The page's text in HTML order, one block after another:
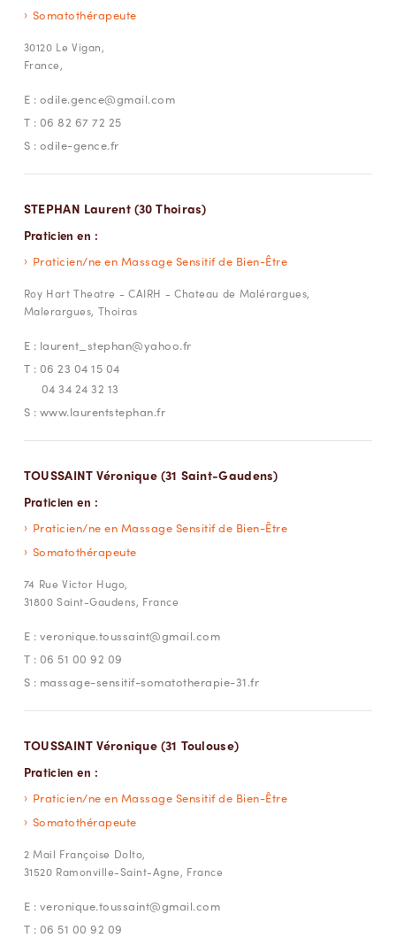
Somatothérapeute
30120 Le Vigan,
France,
E : odile.gence@gmail.com
T : 06 82 67 72 25
S : odile-gence.fr
STEPHAN Laurent (30 Thoiras)
Praticien en :
Praticien/ne en Massage Sensitif de Bien-Être
Roy Hart Theatre - CAIRH - Chateau de Malérargues,
Malerargues, Thoiras
E : laurent_stephan@yahoo.fr
T : 06 23 04 15 04
04 34 24 32 13
S : www.laurentstephan.fr
TOUSSAINT Véronique (31 Saint-Gaudens)
Praticien en :
Praticien/ne en Massage Sensitif de Bien-Être
Somatothérapeute
74 Rue Victor Hugo,
31800 Saint-Gaudens, France
E : veronique.toussaint@gmail.com
T : 06 51 00 92 09
S : massage-sensitif-somatotherapie-31.fr
TOUSSAINT Véronique (31 Toulouse)
Praticien en :
Praticien/ne en Massage Sensitif de Bien-Être
Somatothérapeute
2 Mail Françoise Dolto,
31520 Ramonville-Saint-Agne, France
E : veronique.toussaint@gmail.com
T : 06 51 00 92 09